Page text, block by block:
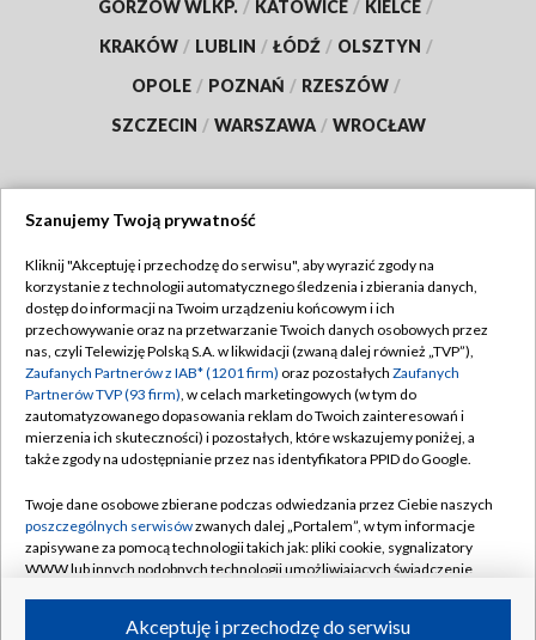
GORZÓW WLKP. / KATOWICE / KIELCE /
KRAKÓW / LUBLIN / ŁÓDŹ / OLSZTYN /
OPOLE / POZNAŃ / RZESZÓW /
SZCZECIN / WARSZAWA / WROCŁAW
TVP
Abonament TVP
Emisja w TVP
Centrum informacji TVP
Naziemna Telewizja Cyfrowa
Rada Programowa
System NOS
Informacje o nadawcy
Regulamin TVP
Polityka prywatności
Moje zgody
Pomoc
Kontakt
Kanały
Szanujemy Twoją prywatność
Kliknij "Akceptuję i przechodzę do serwisu", aby wyrazić zgody na
korzystanie z technologii automatycznego śledzenia i zbierania danych,
dostęp do informacji na Twoim urządzeniu końcowym i ich
przechowywanie oraz na przetwarzanie Twoich danych osobowych przez
nas, czyli Telewizję Polską S.A. w likwidacji (zwaną dalej również „TVP”),
Zaufanych Partnerów z IAB* (1201 firm) oraz pozostałych Zaufanych
Partnerów TVP (93 firm), w celach marketingowych (w tym do
zautomatyzowanego dopasowania reklam do Twoich zainteresowań i
mierzenia ich skuteczności) i pozostałych, które wskazujemy poniżej, a
także zgody na udostępnianie przez nas identyfikatora PPID do Google.
Twoje dane osobowe zbierane podczas odwiedzania przez Ciebie naszych
poszczególnych serwisówzwanych dalej „Portalem”, w tym informacje
zapisywane za pomocą technologii takich jak: pliki cookie, sygnalizatory
WWW lub innych podobnych technologii umożliwiających świadczenie
ruchu w Internecie.Akceptuję i przechodzę do serwisu